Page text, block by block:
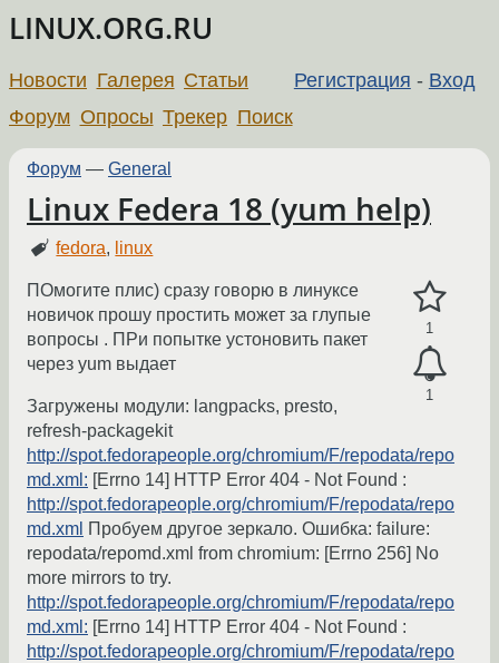
LINUX.ORG.RU
Регистрация - Вход
Новости Галерея Статьи
Форум Опросы Трекер Поиск
Форум — General
Linux Federa 18 (yum help)
fedora, linux
1
1
ПОмогите плис) сразу говорю в линуксе
новичок прошу простить может за глупые
вопросы . ПРи попытке устоновить пакет
через yum выдает
Загружены модули: langpacks, presto,
refresh-packagekit
http://spot.fedorapeople.org/chromium/F/repodata/repo
md.xml: [Errno 14] HTTP Error 404 - Not Found :
http://spot.fedorapeople.org/chromium/F/repodata/repo
md.xml Пробуем другое зеркало. Ошибка: failure:
repodata/repomd.xml from chromium: [Errno 256] No
more mirrors to try.
http://spot.fedorapeople.org/chromium/F/repodata/repo
md.xml: [Errno 14] HTTP Error 404 - Not Found :
http://spot.fedorapeople.org/chromium/F/repodata/repo